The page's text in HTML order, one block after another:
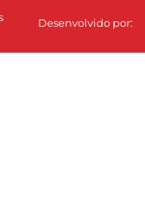
Desenvolvido por: